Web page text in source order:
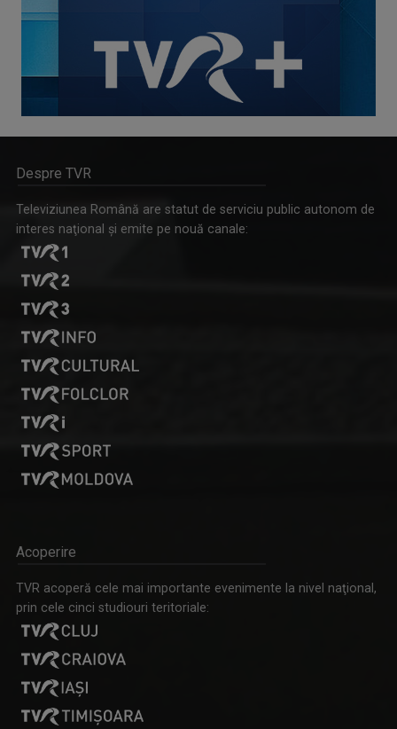
Despre TVR
Televiziunea Română are statut de serviciu public autonom de
interes naţional şi emite pe nouă canale:
Acoperire
TVR acoperă cele mai importante evenimente la nivel naţional,
prin cele cinci studiouri teritoriale: